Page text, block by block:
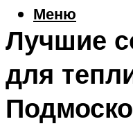
Меню
Лучшие
для